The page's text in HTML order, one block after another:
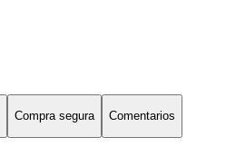
Compra segura Comentarios